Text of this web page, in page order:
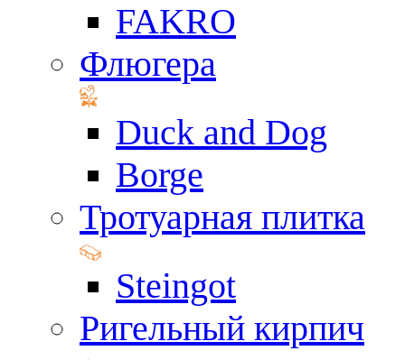
FAKRO
Флюгера
Duck and Dog
Borge
Тротуарная плитка
Steingot
Ригельный кирпич